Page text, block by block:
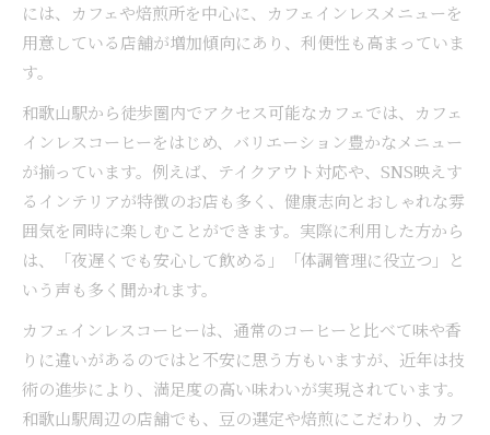
モーニングやランチでコーヒーを楽しむコツ
カフェ巡りで新しい健康習慣を取り入れよう
和歌山駅近くで人気上昇中のコーヒースポット
カフェインレスコーヒーの味わいと特徴を比較
コーヒーのメニューやモーニングプランを探る
口コミで評判のカフェインレス店を実際に体験
ランチタイムにおすすめのコーヒー選び方
カフェイン摂取を抑えるコーヒーの楽しみ方ガイド
コーヒーのカフェイン摂取量を上手に調整する
方法
1日に飲めるカフェインレスコーヒーの適量と
は
には、カフェや焙煎所を中心に、カフェインレスメニューを
用意している店舗が増加傾向にあり、利便性も高まっていま
す。
和歌山駅から徒歩圏内でアクセス可能なカフェでは、カフェ
インレスコーヒーをはじめ、バリエーション豊かなメニュー
が揃っています。例えば、テイクアウト対応や、SNS映えす
るインテリアが特徴のお店も多く、健康志向とおしゃれな雰
囲気を同時に楽しむことができます。実際に利用した方から
は、「夜遅くでも安心して飲める」「体調管理に役立つ」と
いう声も多く聞かれます。
カフェインレスコーヒーは、通常のコーヒーと比べて味や香
りに違いがあるのではと不安に思う方もいますが、近年は技
術の進歩により、満足度の高い味わいが実現されています。
和歌山駅周辺の店舗でも、豆の選定や焙煎にこだわり、カフ